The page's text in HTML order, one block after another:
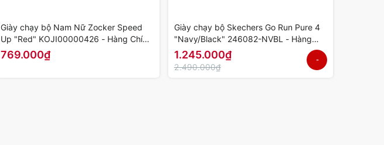
Giày chạy bộ Nam Nữ Zocker Speed
Up "Red" KOJI00000426 - Hàng Chính
Hãng
769.000₫
Giày chạy bộ Skechers Go Run Pure 4
"Navy/Black" 246082-NVBL - Hàng
Chính Hãng
1.245.000₫
2.490.000₫
-